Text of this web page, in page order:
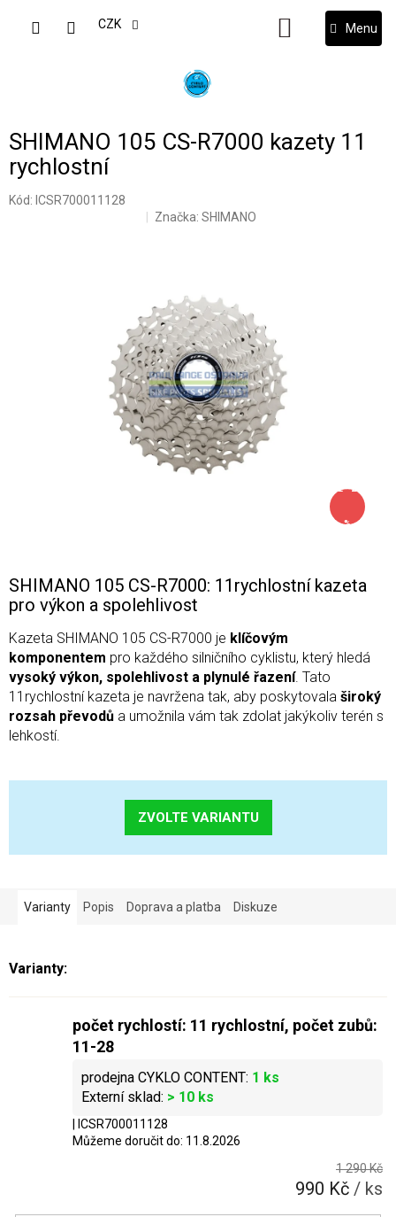
CZK
NÁKUPNÍ
KOŠÍK
SHIMANO 105 CS-R7000 kazety 11
rychlostní
Kód: ICSR700011128
Značka:SHIMANO
až –28
%
SHIMANO 105 CS-R7000: 11rychlostní kazeta
pro výkon a spolehlivost
Kazeta SHIMANO 105 CS-R7000 je klíčovým
komponentem pro každého silničního cyklistu, který hledá
vysoký výkon, spolehlivost a plynulé řazení. Tato
11rychlostní kazeta je navržena tak, aby poskytovala široký
rozsah převodů a umožnila vám tak zdolat jakýkoliv terén s
lehkostí.
ZVOLTE VARIANTU
Varianty Popis Doprava a platba Diskuze
počet rychlostí: 11 rychlostní, počet zubů:
11-28
> 10 ks
1 ks
| ICSR700011128
Můžeme doručit do: 11.8.2026
1 290 Kč
990 Kč / ks